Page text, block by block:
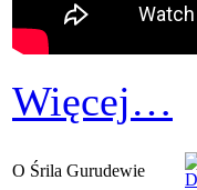
Więcej…
O Śrila Gurudewie